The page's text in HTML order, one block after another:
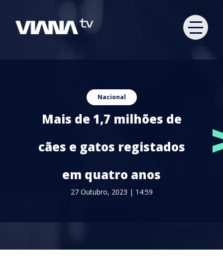
Nacional
Mais de 1,7 milhões de
cães e gatos registados
em quatro anos
27 Outubro, 2023 | 14:59